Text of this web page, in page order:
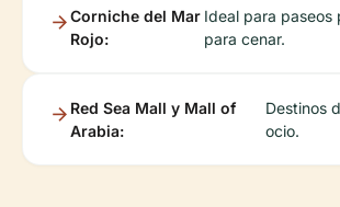
Corniche del Mar
Rojo:
Ideal para paseos
para cenar.
Red Sea Mall y Mall of
Arabia:
Destinos
ocio.